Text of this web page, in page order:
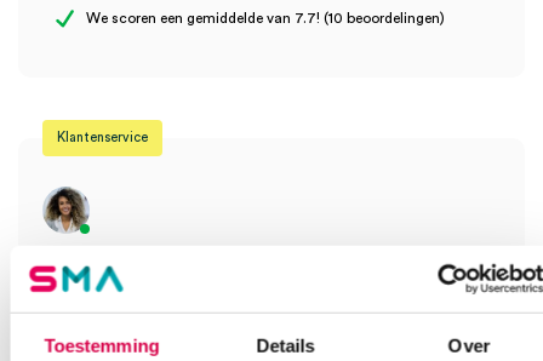
Toestemming Details Over
beoordelenWe scoren een gemiddelde van 7.7! (10 beoordelingen)
Klantenservice
Heb je een vraag?
Anca helpt je!
Vind je antwoord snel en makkelijk op onze klantenservice pagina.